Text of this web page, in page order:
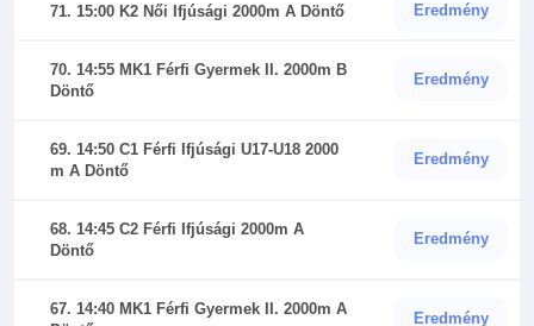
71. 15:00 K2 Női Ifjúsági 2000m A Döntő Eredmény
70. 14:55 MK1 Férfi Gyermek II. 2000m B
Döntő
Eredmény
69. 14:50 C1 Férfi Ifjúsági U17-U18 2000
m A Döntő
Eredmény
68. 14:45 C2 Férfi Ifjúsági 2000m A
Döntő
Eredmény
67. 14:40 MK1 Férfi Gyermek II. 2000m A
Eredmény